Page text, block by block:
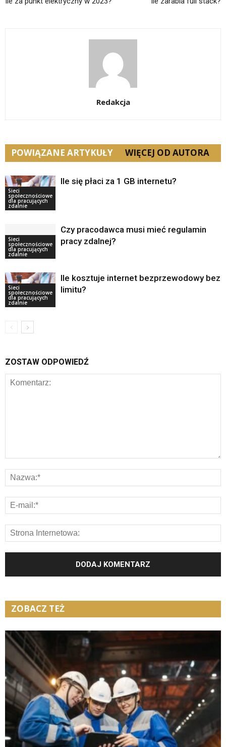
Redakcja
POWIĄZANE ARTYKUŁY WIĘCEJ OD AUTORA
Sieci
społecznościowe
dla pracujących
zdalnie
Ile się płaci za 1 GB internetu?
Sieci
społecznościowe
dla pracujących
zdalnie
Czy pracodawca musi mieć regulamin
pracy zdalnej?
Sieci
społecznościowe
dla pracujących
zdalnie
Ile kosztuje internet bezprzewodowy bez
limitu?
ZOSTAW ODPOWIEDŹ
ZOBACZ TEŻ